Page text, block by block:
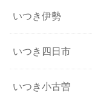
いつき伊勢
いつき四日市
いつき小古曽